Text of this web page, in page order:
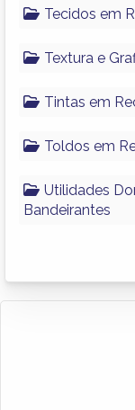
Tecidos em
Textura e
Tintas em
Toldos em
Utilidades
Bandeirantes